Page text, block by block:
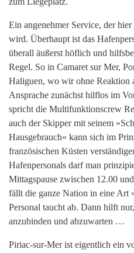
Ein angenehmer Service, der
wird. Überhaupt ist das
überall äußerst höflich und
Regel. So in Camaret sur Mer,
Haliguen, wo wir ohne Reaktion
Ansprache zunächst hilflos im
spricht die Multifunktionscrew
auch der Skipper mit seinem
Hausgebrauch« kann sich im
französischen Küsten
Hafenpersonals darf man
Mittagspause zwischen 12.00
fällt die ganze Nation in eine Art
Personal taucht ab. Dann hilft
anzubinden und abzuwarten …
Piriac-sur-Mer ist eigentlich ein